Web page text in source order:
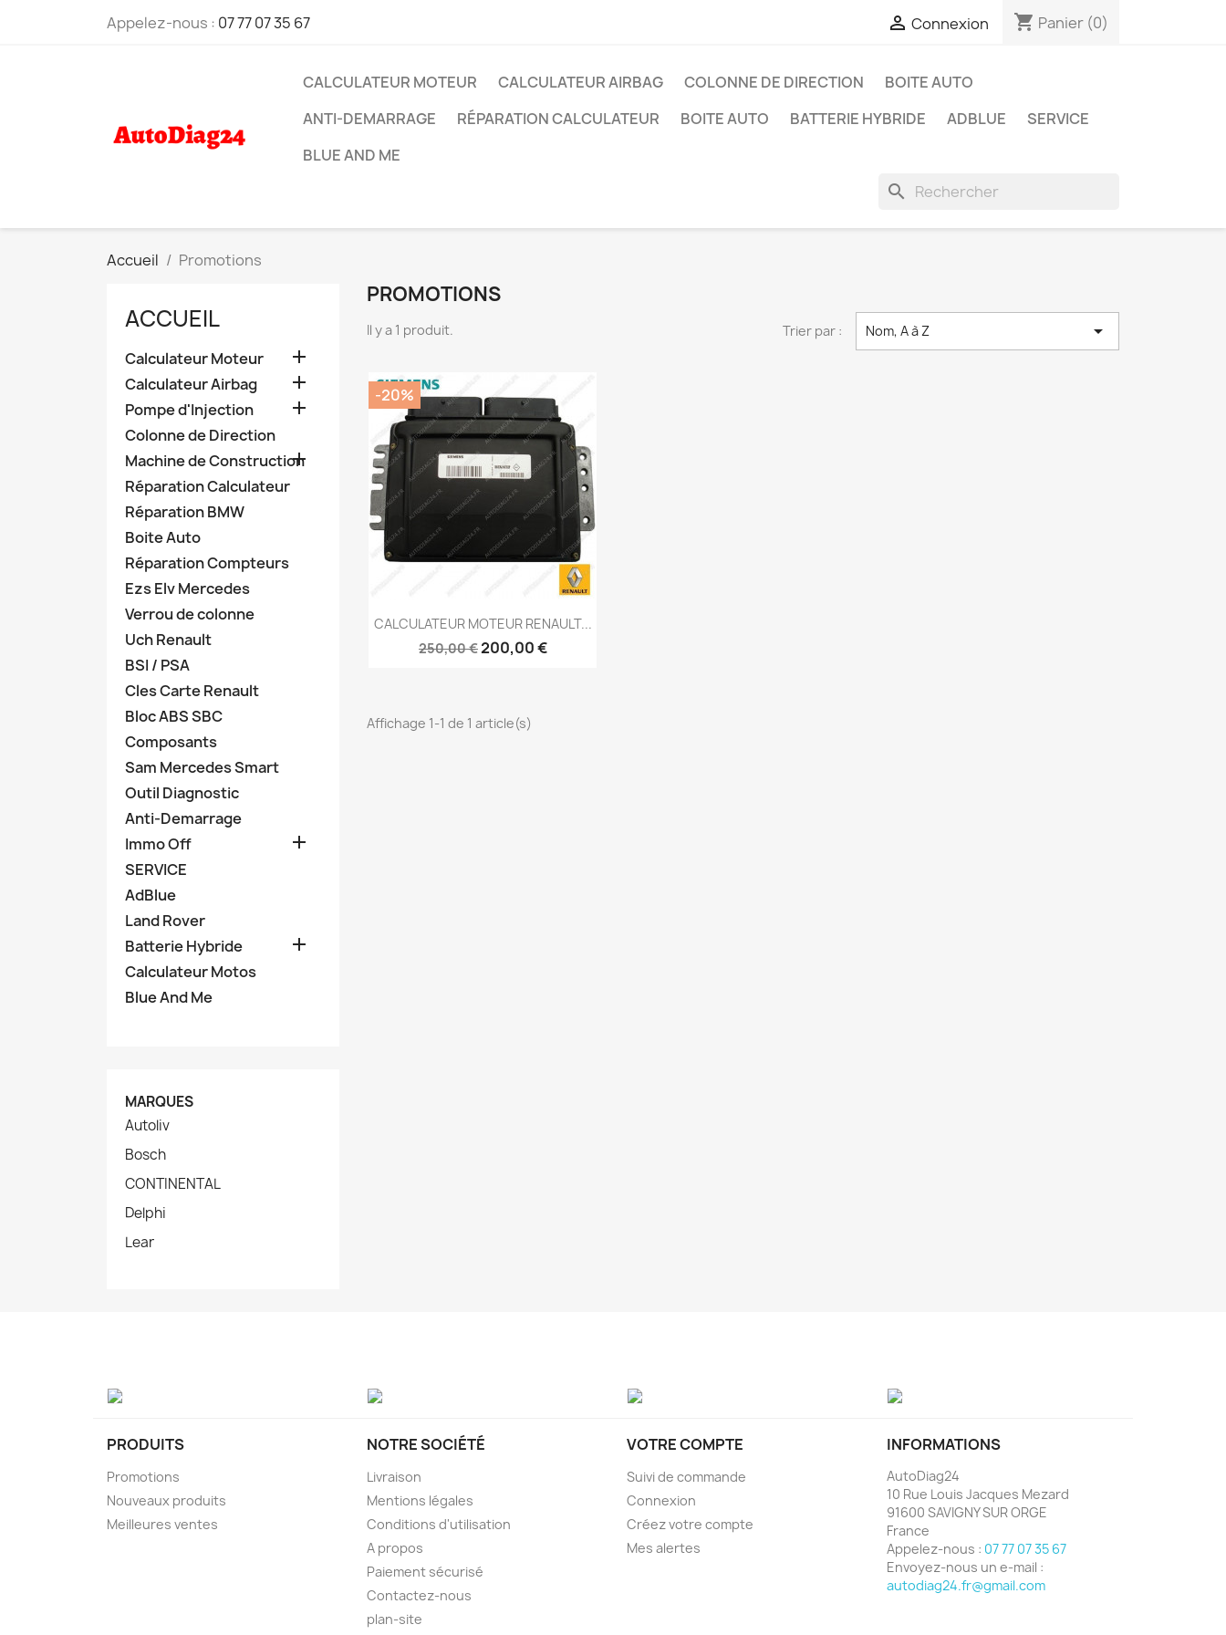
Appelez-nous : 07 77 07 35 67  Connexion shopping_cart Panier (0)
CALCULATEUR MOTEUR CALCULATEUR AIRBAG COLONNE DE DIRECTION
BOITE AUTO
ANTI-DEMARRAGE
RÉPARATION CALCULATEUR BOITE AUTO BATTERIE HYBRIDE ADBLUE
SERVICE
BLUE AND ME
search
Accueil Promotions
ACCUEIL
Calculateur Moteur 
Calculateur Airbag 
Pompe d'Injection 
Colonne de Direction
Machine de Construction

Réparation Calculateur
Réparation BMW
Boite Auto
Réparation Compteurs
Ezs Elv Mercedes
Verrou de colonne
Uch Renault
BSI / PSA
Cles Carte Renault
Bloc ABS SBC
Composants
Sam Mercedes Smart
Outil Diagnostic
Anti-Demarrage
Immo Off

SERVICE
AdBlue
Land Rover
Batterie Hybride

Calculateur Motos
Blue And Me
MARQUES
Autoliv
Bosch
CONTINENTAL
Delphi
Lear
PROMOTIONS
Il y a 1 produit. Trier par : Nom, A à Z 
Aperçu rapide
CALCULATEUR MOTEUR RENAULT...
250,00 €200,00 €
-20%
Affichage 1-1 de 1 article(s)
PRODUITS
Promotions
Nouveaux produits
Meilleures ventes
NOTRE SOCIÉTÉ
Livraison
Mentions légales
Conditions d'utilisation
A propos
Paiement sécurisé
Contactez-nous
plan-site
VOTRE COMPTE
Suivi de commande
Connexion
Créez votre compte
Mes alertes
INFORMATIONS
AutoDiag24
10 Rue Louis Jacques Mezard
91600 SAVIGNY SUR ORGE
France
Appelez-nous : 07 77 07 35 67
Envoyez-nous un e-mail :
autodiag24.fr@gmail.com